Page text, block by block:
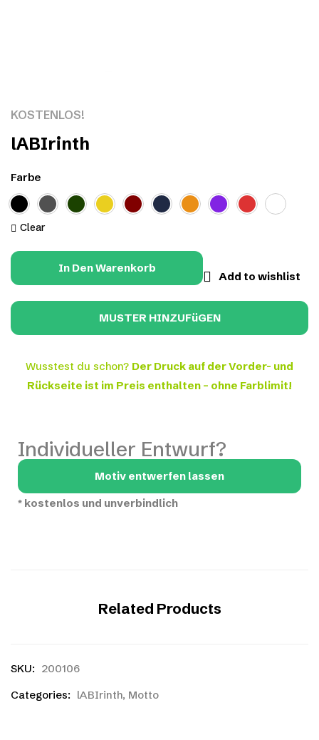
KOSTENLOS!
lABIrinth
Farbe
Clear
In Den Warenkorb
Add to wishlist
Wusstest du schon? Der Druck auf der Vorder- und
Rückseite ist im Preis enthalten – ohne Farblimit!
Individueller Entwurf?
Motiv entwerfen lassen
* kostenlos und unverbindlich
Related Products
SKU: 200106
Categories: lABIrinth, Motto